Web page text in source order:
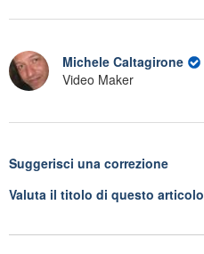
Michele Caltagirone
Video Maker
Suggerisci una correzione
Valuta il titolo di questo articolo